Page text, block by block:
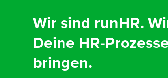
Wir sind runHR.
Deine HR-
bringen.